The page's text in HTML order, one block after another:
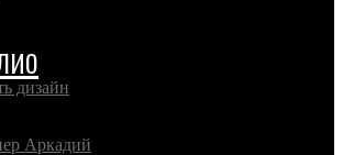
дизайн
Аркадий